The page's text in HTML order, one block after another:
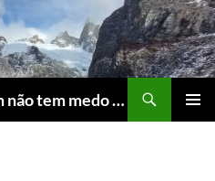
Só é realmente livre quem não tem medo do ridículo